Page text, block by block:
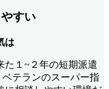
すい
は
た１~２年の短期派遣
テランのスーパー指